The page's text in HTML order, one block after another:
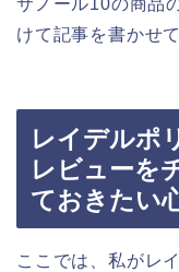
けて記事を書かせ
レイデルポ
レビューを
ておきたい
ここでは、私がレ